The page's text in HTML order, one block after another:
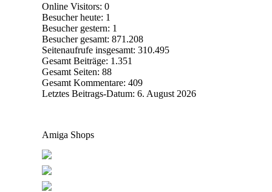
Online Visitors: 0
Besucher heute: 1
Besucher gestern: 1
Besucher gesamt: 871.208
Seitenaufrufe insgesamt: 310.495
Gesamt Beiträge: 1.351
Gesamt Seiten: 88
Gesamt Kommentare: 409
Letztes Beitrags-Datum: 6. August 2026
Amiga Shops